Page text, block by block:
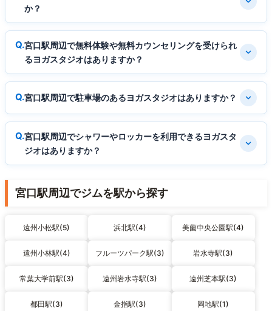
か？
宮口駅周辺で無料体験や無料カウンセリングを受けられ
るヨガスタジオはありますか？
宮口駅周辺で駐車場のあるヨガスタジオはありますか？
宮口駅周辺でシャワーやロッカーを利用できるヨガスタ
ジオはありますか？
宮口駅周辺でジムを駅から探す
遠州小松駅(5) 浜北駅(4) 美薗中央公園駅(4)
遠州小林駅(4) フルーツパーク駅(3) 岩水寺駅(3)
常葉大学前駅(3) 遠州岩水寺駅(3) 遠州芝本駅(3)
都田駅(3) 金指駅(3) 岡地駅(1)